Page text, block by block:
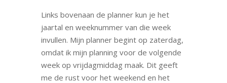
Links bovenaan de planner kun je het
jaartal en weeknummer van die week
invullen. Mijn planner begint op zaterdag,
omdat ik mijn planning voor de volgende
week op vrijdagmiddag maak. Dit geeft
me de rust voor het weekend en het